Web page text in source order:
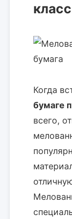
Когда
бумаге
всего,